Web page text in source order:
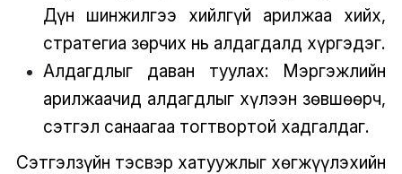
Дүн шинжилгээ хийлгүй арилжаа хийх,
стратегиа зөрчих нь алдагдалд хүргэдэг.
Алдагдлыг даван туулах: Мэргэжлийн
арилжаачид алдагдлыг хүлээн зөвшөөрч,
сэтгэл санаагаа тогтвортой хадгалдаг.
Сэтгэлзүйн тэсвэр хатуужлыг хөгжүүлэхийн